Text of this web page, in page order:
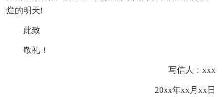
烂的明天!
此致
敬礼！
写信人：xxx
20xx年xx月xx日